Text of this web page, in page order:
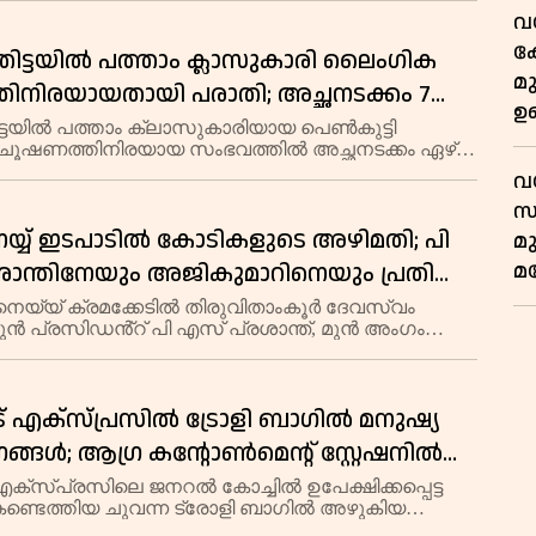
സ്
പത്താം ക്ലാസുകാരി ലൈംഗിക
പരാതി; അച്ഛനടക്കം 7
കേസ്, രണ്ടുപേർ അറസ്റ്റിൽ
പത്താം ക്ലാസുകാരിയായ പെൺകുട്ടി
സംഭവത്തിൽ അച്ഛനടക്കം ഏഴ്
ഇടപാടിൽ കോടികളുടെ അഴിമതി; പി
അജികുമാറിനെയും പ്രതി
അന്വേഷണത്തിന് അഞ്ചംഗ വിജിലൻസ്
ക്രമക്കേടിൽ തിരുവിതാംകൂർ ദേവസ്വം
പ്രസിഡൻ്റ് പി എസ് പ്രശാന്ത്, മുൻ അംഗം
എഫ്ഐആർ ഫയ
എക്സ്പ്രസിൽ ട്രോളി ബാഗിൽ മനുഷ്യ
ആഗ്ര കൻ്റോൺമെൻ്റ് സ്റ്റേഷനിൽ
പൊലീസ് പരിശോധന
ജനറൽ കോച്ചിൽ ഉപേക്ഷിക്കപ്പെട്ട
ചുവന്ന ട്രോളി ബാഗിൽ അഴുകിയ